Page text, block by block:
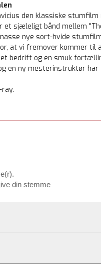
den klassiske stumfilm
sjæleligt bånd mellem
nye sort-hvide stumfilm
at vi fremover kommer til
bedrift og en smuk
en ny mesterinstruktør har
din stemme